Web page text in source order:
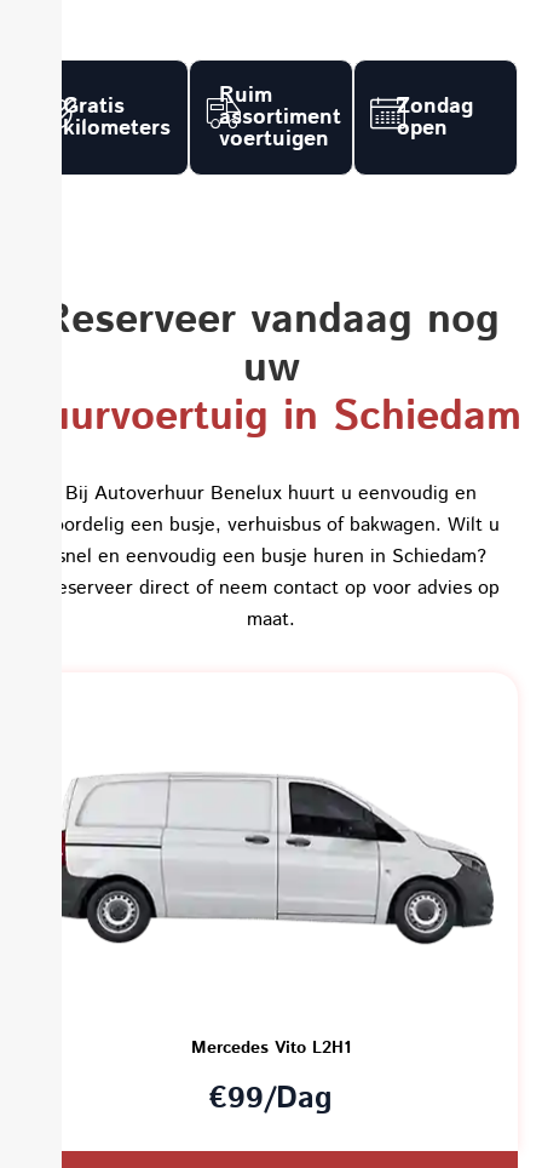
Gratis
kilometers
Ruim
assortiment
voertuigen
Zondag
open
Reserveer vandaag nog
uw
huurvoertuig in Schiedam
Bij Autoverhuur Benelux huurt u eenvoudig en
voordelig een busje, verhuisbus of bakwagen. Wilt u
snel en eenvoudig een busje huren in Schiedam?
Reserveer direct of neem contact op voor advies op
maat.
Mercedes Vito L2H1
€99/Dag